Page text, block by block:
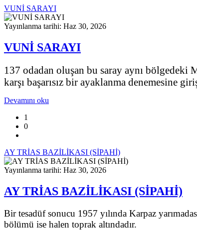
VUNİ SARAYI
Yayınlanma tarihi: Haz 30, 2026
VUNİ SARAYI
137 odadan oluşan bu saray aynı bölgedeki
karşı başarısız bir ayaklanma denemesine
Devamını oku
1
0
AY TRİAS BAZİLİKASI (SİPAHİ)
Yayınlanma tarihi: Haz 30, 2026
AY TRİAS BAZİLİKASI (SİPAHİ)
Bir tesadüf sonucu 1957 yılında Karpaz
bölümü ise halen toprak altındadır.